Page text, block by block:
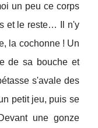
un peu ce corps
et le reste… Il n'y
la cochonne ! Un
de sa bouche et
s'avale des
petit jeu, puis se
une gonze